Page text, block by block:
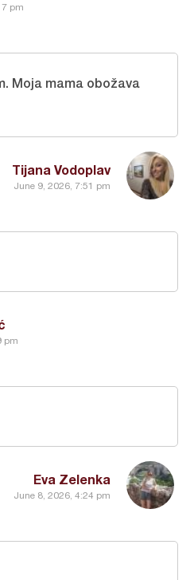
pm
Tijana Vodoplav
June 9, 2026, 7:51 pm
Moja mama obožava
pm
Eva Zelenka
June 8, 2026, 4:24 pm